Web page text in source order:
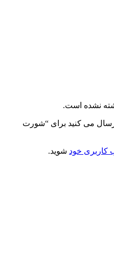
نشده است.
می کنید برای “شورت
کاربری خود شوید.